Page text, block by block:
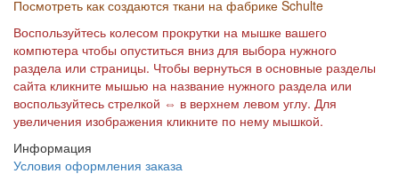
Посмотреть как создаются ткани на фабрике Schulte
Воспользуйтесь колесом прокрутки на мышке вашего
компютера чтобы опуститься вниз для выбора нужного
раздела или страницы. Чтобы вернуться в основные разделы
сайта кликните мышью на название нужного раздела или
воспользуйтесь стрелкой ⇔ в верхнем левом углу. Для
увеличения изображения кликните по нему мышкой.
Информация
Условия оформления заказа